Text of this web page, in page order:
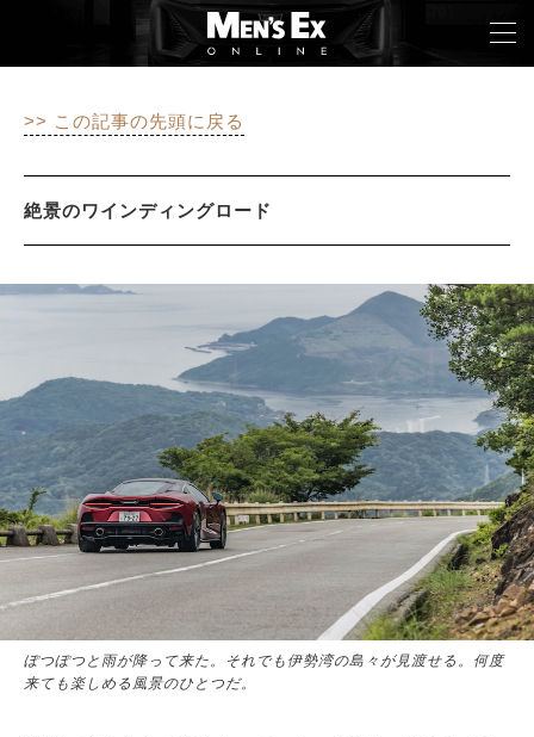
>> この記事の先頭に戻る
絶景のワインディングロード
ぽつぽつと雨が降って来た。それでも伊勢湾の島々が見渡せる。何度
来ても楽しめる風景のひとつだ。
FASHION
COLUMN
MAGAZINE
ABOUT SITE
サイトマップ